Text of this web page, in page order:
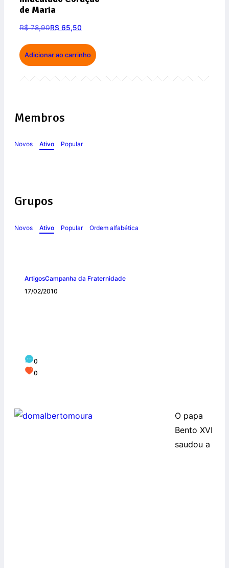
de Maria
R$78,90R$ 65,50
Adicionar ao carrinho
Membros
Novos Ativo Popular
Grupos
Novos Ativo Popular Ordem alfabética
ArtigosCampanha da Fraternidade
17/02/2010
0
0
O papa
Bento XVI
saudou a